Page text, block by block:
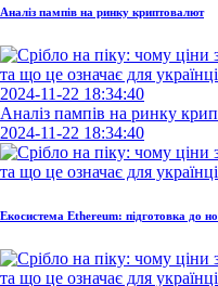
Аналіз пампів на ринку криптовалют
2024-11-22 18:34:40
Аналіз пампів на ринку
2024-11-22 18:34:40
Екосистема Ethereum: підготовка до